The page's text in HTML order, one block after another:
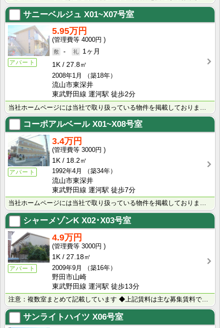
サニーベルジュ X01~X07号室
アパート
5.95万円
4000円
-
1ヶ月
1K
27.8㎡
2008年1月
（築18年）
流山市東深井
東武野田線 運河駅 徒歩2分
コーポアルベールX01~X08号室
アパート
3.4万円
3000円
1K
18.2㎡
1992年4月
（築34年）
流山市東深井
東武野田線 運河駅 徒歩7分
当社ホームページには当社で取り扱っている物件を掲載しております。 現在の募集状況に関しては、スタッフ･･･
シャーメゾンK X02･X03号室
アパート
4.9万円
3000円
1K
27.18㎡
2009年9月
（築16年）
野田市山崎
東武野田線 運河駅 徒歩13分
注意：複数室まとめて記載しています ◆上記賃料は主な募集賃料です（4.8万円～5.0万円） ･･･
サンライトハイツ X06号室